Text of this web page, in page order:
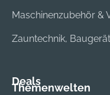
Maschinenzubehör &
Zauntechnik,
Deals
Themenwelten